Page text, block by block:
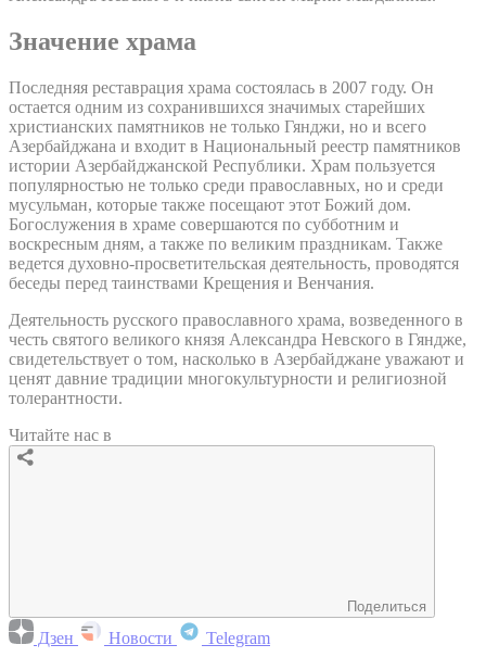
Значение храма
Последняя реставрация храма состоялась в 2007 году. Он
остается одним из сохранившихся значимых старейших
христианских памятников не только Гянджи, но и всего
Азербайджана и входит в Национальный реестр памятников
истории Азербайджанской Республики. Храм пользуется
популярностью не только среди православных, но и среди
мусульман, которые также посещают этот Божий дом.
Богослужения в храме совершаются по субботним и
воскресным дням, а также по великим праздникам. Также
ведется духовно-просветительская деятельность, проводятся
беседы перед таинствами Крещения и Венчания.
Деятельность русского православного храма, возведенного в
честь святого великого князя Александра Невского в Гяндже,
свидетельствует о том, насколько в Азербайджане уважают и
ценят давние традиции многокультурности и религиозной
толерантности.
Читайте нас в
Поделиться
Дзен Новости Telegram